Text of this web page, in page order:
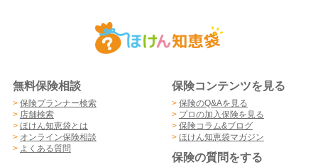
無料保険相談
> 保険プランナー検索
> 店舗検索
> ほけん知恵袋とは
> オンライン保険相談
> よくある質問
保険コンテンツを見る
> 保険のQ&Aを見る
> プロの加入保険を見る
> 保険コラム&ブログ
> ほけん知恵袋マガジン
保険の質問をする